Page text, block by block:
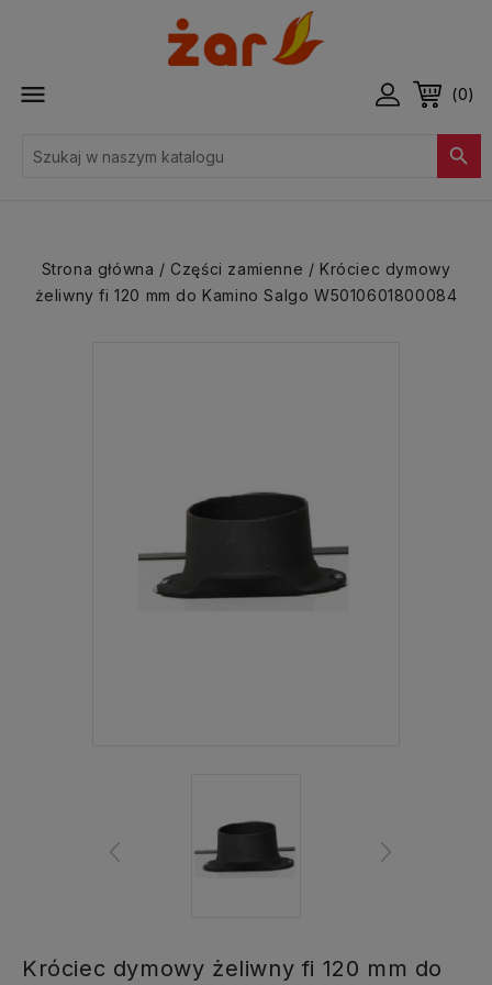
 (0)

Strona główna Części zamienne
Króciec dymowy
żeliwny fi 120 mm do Kamino Salgo W5010601800084
Króciec dymowy żeliwny fi 120 mm do